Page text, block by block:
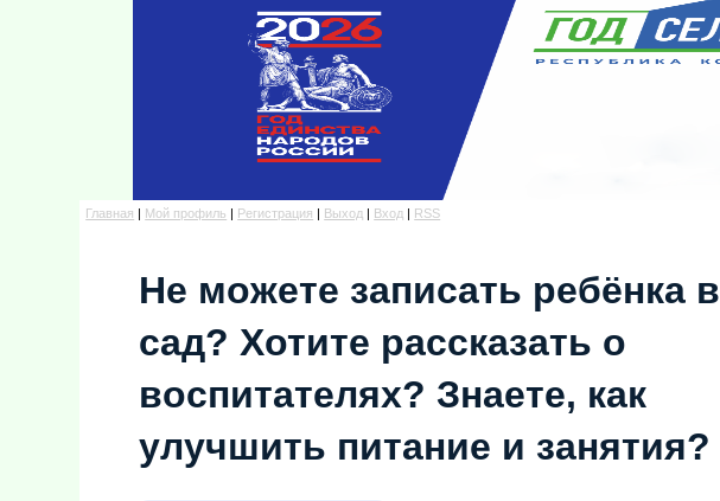
Главная | Мой профиль | Регистрация | Выход | Вход | RSS
Не можете записать ребёнка в
сад? Хотите рассказать о
воспитателях? Знаете, как
улучшить питание и занятия?